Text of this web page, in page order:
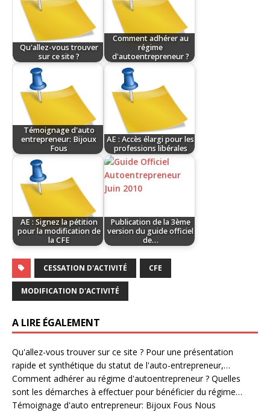
Qu'allez-vous trouver
sur ce site ?
Comment adhérer au
régime
d'autoentrepreneur ?
Témoignage d'auto
entrepreneur: Bijoux
Fous
AE : Accès élargi pour les
professions libérales
AE : Signez la pétition
pour la modification de
la CFE
Publication de la 3ème
version du guide officiel
de…
CESSATION D'ACTIVITÉ CFE
MODIFICATION D'ACTIVITÉ
A LIRE ÉGALEMENT
Qu'allez-vous trouver sur ce site ? Pour une présentation
rapide et synthétique du statut de l'auto-entrepreneur,…
Comment adhérer au régime d'autoentrepreneur ? Quelles
sont les démarches à effectuer pour bénéficier du régime…
Témoignage d'auto entrepreneur: Bijoux Fous Nous